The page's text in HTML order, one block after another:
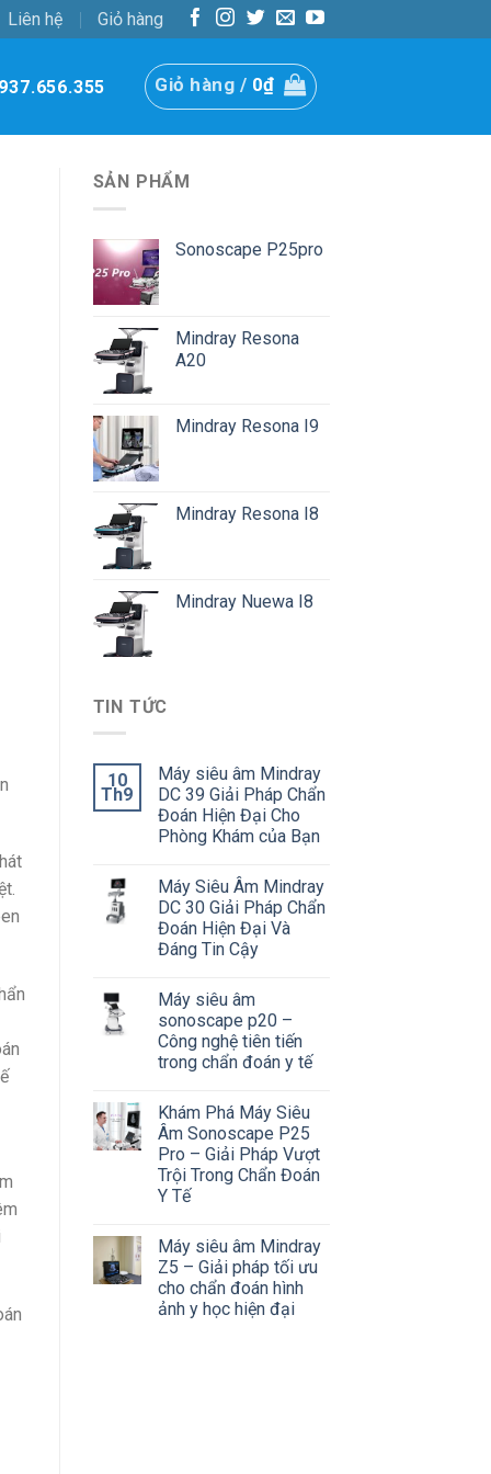
Liên hệ Giỏ hàng
Giỏ hàng / 0₫
SẢN PHẨM
Sonoscape P25pro
Mindray Resona
A20
Mindray Resona I9
Mindray Resona I8
Mindray Nuewa I8
TIN TỨC
10
Th9
Máy siêu âm Mindray
DC 39 Giải Pháp Chẩn
Đoán Hiện Đại Cho
Phòng Khám của Bạn
Máy Siêu Âm Mindray
DC 30 Giải Pháp Chẩn
Đoán Hiện Đại Và
Đáng Tin Cậy
Máy siêu âm
sonoscape p20 –
Công nghệ tiên tiến
trong chẩn đoán y tế
Khám Phá Máy Siêu
Âm Sonoscape P25
Pro – Giải Pháp Vượt
Trội Trong Chẩn Đoán
Y Tế
Máy siêu âm Mindray
Z5 – Giải pháp tối ưu
cho chẩn đoán hình
ảnh y học hiện đại